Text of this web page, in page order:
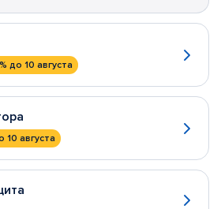
до 10 августа
10 августа